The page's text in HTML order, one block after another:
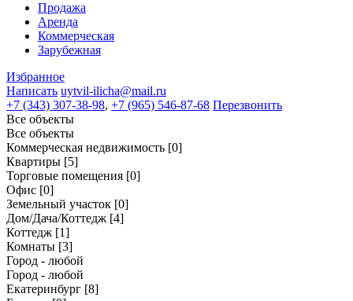
Продажа
Аренда
Коммерческая
Зарубежная
Избранное
Написать uytvil-ilicha@mail.ru
+7 (343) 307-38-98, +7 (965) 546-87-68 Перезвонить
Все объекты
Все объекты
Коммерческая недвижимость [0]
Квартиры [5]
Торговые помещения [0]
Офис [0]
Земельный участок [0]
Дом/Дача/Коттедж [4]
Коттедж [1]
Комнаты [3]
Город - любой
Город - любой
Екатеринбург [8]